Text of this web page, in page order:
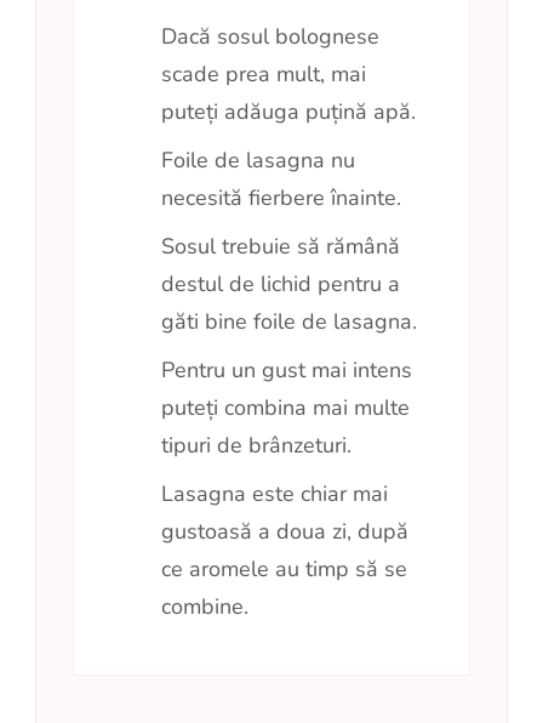
Dacă sosul bolognese
scade prea mult, mai
puteți adăuga puțină apă.
Foile de lasagna nu
necesită fierbere înainte.
Sosul trebuie să rămână
destul de lichid pentru a
găti bine foile de lasagna.
Pentru un gust mai intens
puteți combina mai multe
tipuri de brânzeturi.
Lasagna este chiar mai
gustoasă a doua zi, după
ce aromele au timp să se
combine.